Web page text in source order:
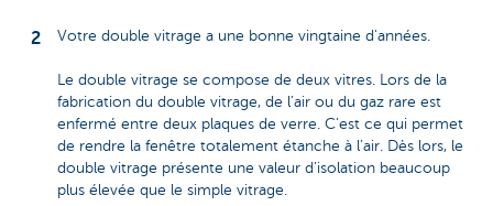
Votre double vitrage a une bonne vingtaine d'années.
Le double vitrage se compose de deux vitres. Lors de la
fabrication du double vitrage, de l’air ou du gaz rare est
enfermé entre deux plaques de verre. C’est ce qui permet
de rendre la fenêtre totalement étanche à l’air. Dès lors, le
double vitrage présente une valeur d’isolation beaucoup
plus élevée que le simple vitrage.